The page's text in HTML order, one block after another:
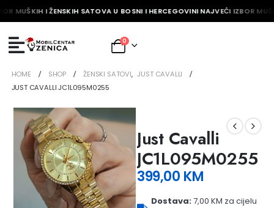
MUŠKIH I ŽENSKIH SATOVA U BOSNI I HERCEGOVINI NAJVEĆI IZBOR
0
HOME SHOP ŽENSKI SATOVI, JUST CAVALLI
JUST CAVALLI JC1L095M0255
Just Cavalli
JC1L095M0255
399,00 KM
Dostava:7,00 KM za cijelu